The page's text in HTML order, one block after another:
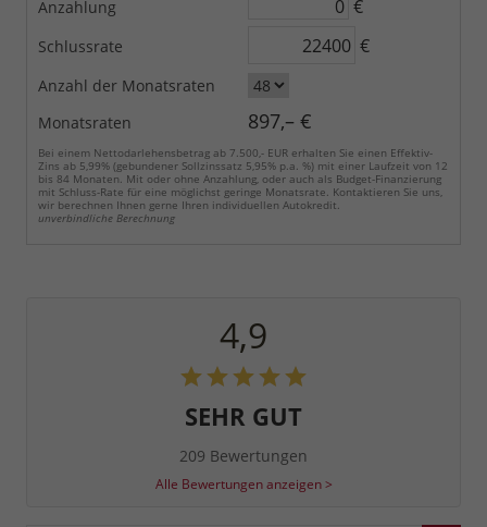
Anzahlung €
Schlussrate €
Anzahl der Monatsraten
Monatsraten
897,– €
Bei einem Nettodarlehensbetrag ab 7.500,- EUR erhalten Sie einen Effektiv-
Zins ab 5,99% (gebundener Sollzinssatz 5,95% p.a. %) mit einer Laufzeit von 12
bis 84 Monaten. Mit oder ohne Anzahlung, oder auch als Budget-Finanzierung
mit Schluss-Rate für eine möglichst geringe Monatsrate. Kontaktieren Sie uns,
wir berechnen Ihnen gerne Ihren individuellen Autokredit.
unverbindliche Berechnung
4,9
SEHR GUT
209 Bewertungen
Alle Bewertungen anzeigen >